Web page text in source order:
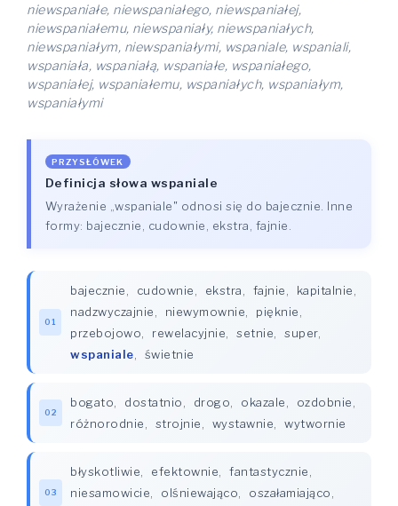
niewspaniałe, niewspaniałego, niewspaniałej,
niewspaniałemu, niewspaniały, niewspaniałych,
niewspaniałym, niewspaniałymi, wspaniale, wspaniali,
wspaniała, wspaniałą, wspaniałe, wspaniałego,
wspaniałej, wspaniałemu, wspaniałych, wspaniałym,
wspaniałymi
PRZYSŁÓWEK
Definicja słowa wspaniale
Wyrażenie „wspaniale" odnosi się do bajecznie. Inne
formy: bajecznie, cudownie, ekstra, fajnie.
01
bajecznie, cudownie, ekstra, fajnie, kapitalnie,
nadzwyczajnie, niewymownie, pięknie,
przebojowo, rewelacyjnie, setnie, super,
wspaniale, świetnie
02
bogato, dostatnio, drogo, okazale, ozdobnie,
różnorodnie, strojnie, wystawnie, wytwornie
03
błyskotliwie, efektownie, fantastycznie,
niesamowicie, olśniewająco, oszałamiająco,